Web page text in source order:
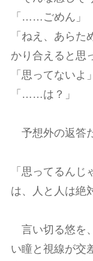
「……ごめん」
「ねえ、あら
かり合えると思
「思ってないよ」
「……は？」
予想外の返答
「思ってるん
は、人と人は絶
言い切る悠を
い瞳と視線が交